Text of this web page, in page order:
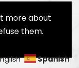
Immigrant
more about
them.
Spanish